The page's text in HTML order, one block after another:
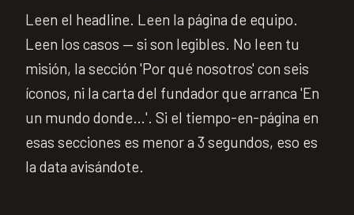
Leen el headline. Leen la página de equipo.
Leen los casos — si son legibles. No leen tu
misión, la sección 'Por qué nosotros' con seis
íconos, ni la carta del fundador que arranca 'En
un mundo donde…'. Si el tiempo-en-página en
esas secciones es menor a 3 segundos, eso es
la data avisándote.